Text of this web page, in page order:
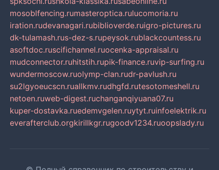
mosoblfencing.rumasteroptica.rulucomoria.ru
iration.rudevanagari.rubiblioverde.ruigro-pictures.ru
dk-tulamash.rus-dez-s.rupeysok.rublackcountess.ru
asoftdoc.ruscifichannel.ruocenka-appraisal.ru
mudconnector.ruhitstih.rupik-finance.ruvip-surfing.ru
wundermoscow.ruolymp-clan.rudr-pavlush.ru
su2lgyoeucscn.ruallkmv.rudhgfd.rutesotomeshell.ru
netoen.ruweb-digest.ruchanganqiyuana07.ru
kuper-dostavka.ruedemvgelen.ruytyt.ruinfoelektrik.ru
everafterclub.orgkirillkgr.rugoodv1234.ruoopslady.ru